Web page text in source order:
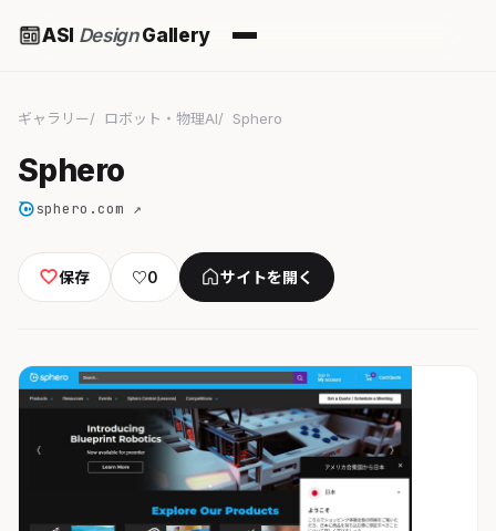
ASI DesignGallery
ギャラリー ロボット・物理AI Sphero
Sphero
sphero.com ↗
保存 ♡0 サイトを開く